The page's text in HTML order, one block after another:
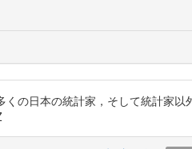
くの日本の統計家，そして統計家